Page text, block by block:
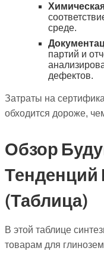
среде.
партий и
дефектов.
Затраты на
обходится дороже,
Обзор
(таблица)
В этой таблице
товарам для